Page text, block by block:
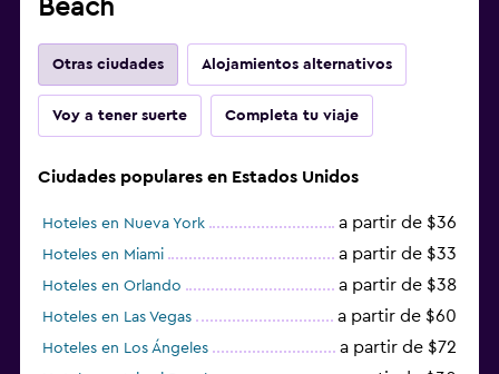
Beach
Otras ciudades Alojamientos alternativos
Voy a tener suerte Completa tu viaje
Ciudades populares en Estados Unidos
Hoteles en Nueva York a partir de $36
Hoteles en Miami a partir de $33
Hoteles en Orlando a partir de $38
Hoteles en Las Vegas a partir de $60
Hoteles en Los Ángeles a partir de $72